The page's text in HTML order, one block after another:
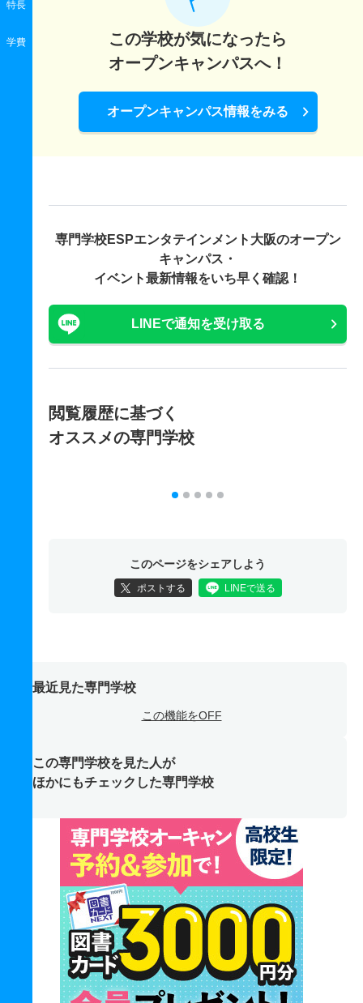
特長
学費
この学校が気になったら
オープンキャンパスへ！
オープンキャンパス情報をみる
専門学校ESPエンタテインメント大阪のオープン
キャンパス・
イベント最新情報をいち早く確認！
LINEで通知を受け取る
閲覧履歴に基づく
オススメの専門学校
このページをシェアしよう
ポストする LINEで送る
最近見た専門学校
この機能をOFF
この専門学校を見た人が
ほかにもチェックした専門学校